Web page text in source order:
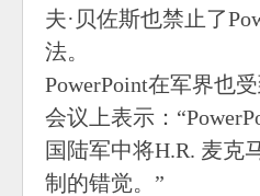
夫·贝佐斯也禁止了
法。
PowerPoint在军界也
会议上表示：
国陆军中将H.R. 麦克
制的错觉。”